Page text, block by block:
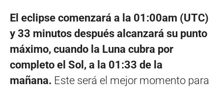
El eclipse comenzará a la 01:00am (UTC)
y 33 minutos después alcanzará su punto
máximo, cuando la Luna cubra por
completo el Sol, a la 01:33 de la
mañana. Este será el mejor momento para